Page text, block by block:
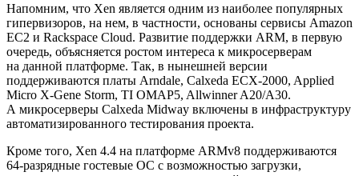
Напомним, что Xen является одним из наиболее популярных
гипервизоров, на нем, в частности, основаны сервисы Amazon
EC2 и Rackspace Cloud. Развитие поддержки ARM, в первую
очередь, объясняется ростом интереса к микросерверам
на данной платформе. Так, в нынешней версии
поддерживаются платы Arndale, Calxeda ECX-2000, Applied
Micro X-Gene Storm, TI OMAP5, Allwinner A20/A30.
А микросерверы Calxeda Midway включены в инфраструктуру
автоматизированного тестирования проекта.
Кроме того, Xen 4.4 на платформе ARMv8 поддерживаются
64-разрядные гостевые ОС с возможностью загрузки,